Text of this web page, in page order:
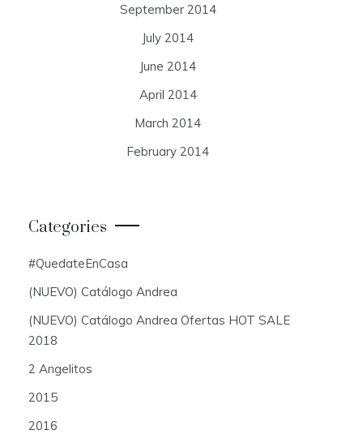
September 2014
July 2014
June 2014
April 2014
March 2014
February 2014
Categories
#QuedateEnCasa
(NUEVO) Catálogo Andrea
(NUEVO) Catálogo Andrea Ofertas HOT SALE
2018
2 Angelitos
2015
2016